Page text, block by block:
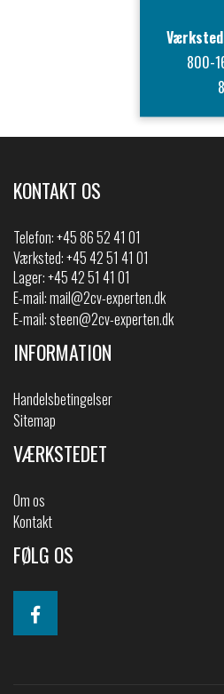
800-
KONTAKT OS
Telefon:+45 86 52 41 01
Værksted: +45 42 51 41 01
Lager: +45 42 51 41 01
E-mail:mail@2cv-experten.dk
E-mail:steen@2cv-experten.dk
INFORMATION
Handelsbetingelser
Sitemap
VÆRKSTEDET
Om os
Kontakt
FØLG OS